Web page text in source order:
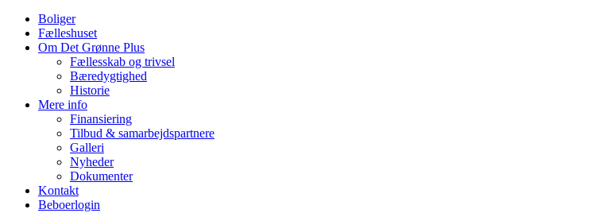
Boliger
Fælleshuset
Om Det Grønne Plus
Fællesskab og trivsel
Bæredygtighed
Historie
Mere info
Finansiering
Tilbud & samarbejdspartnere
Galleri
Nyheder
Dokumenter
Kontakt
Beboerlogin